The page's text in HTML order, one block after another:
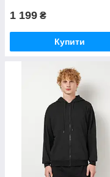
1 199 ₴
Купити